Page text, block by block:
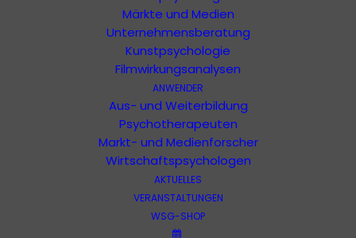
Märkte und Medien
Unternehmensberatung
Kunstpsychologie
Filmwirkungsanalysen
ANWENDER
Aus- und Weiterbildung
Psychotherapeuten
Markt- und Medienforscher
Wirtschaftspsychologen
AKTUELLES
VERANSTALTUNGEN
WSG-SHOP
Aufwachen